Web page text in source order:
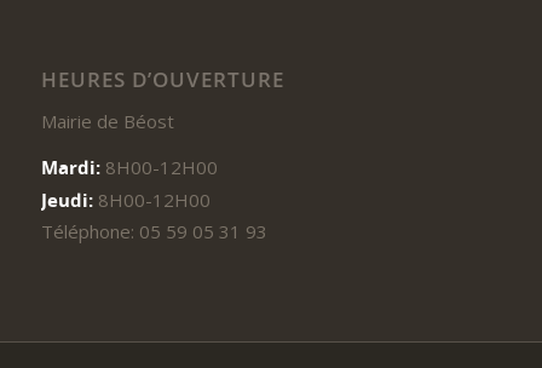
HEURES D’OUVERTURE
Mairie de Béost
Mardi: 8H00-12H00
Jeudi: 8H00-12H00
Téléphone: 05 59 05 31 93